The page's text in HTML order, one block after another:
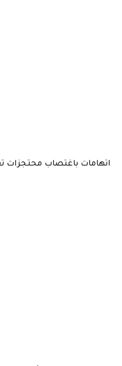
اتهامات باغتصاب محتجزات